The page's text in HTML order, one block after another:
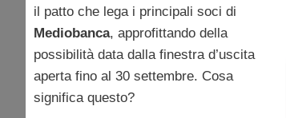
il patto che lega i principali soci di
Mediobanca, approfittando della
possibilità data dalla finestra d’uscita
aperta fino al 30 settembre. Cosa
significa questo?